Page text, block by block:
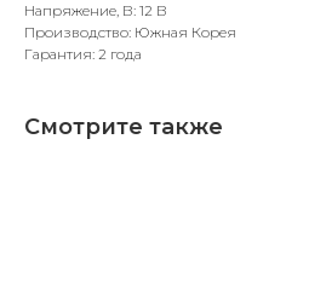
Напряжение, В: 12 В
Производство: Южная Корея
Гарантия: 2 года
Смотрите также